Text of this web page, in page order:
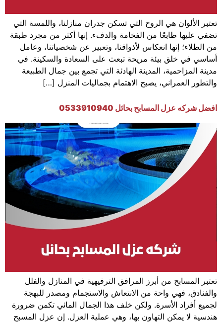
تعتبر الألوان هي الروح التي تسكن جدران منازلنا، واللمسة التي
تضفي عليها طابعًا من الفخامة والدفء. إنها أكثر من مجرد طبقة
من الطلاء؛ إنها انعكاس لأذواقنا، وتعبير عن شخصياتنا، وعامل
أساسي في خلق بيئة مريحة تبعث على السعادة والسكينة. في
مدينة المزاحمية، المدينة الهادئة التي تجمع بين جمال الطبيعة
والتطور العمراني، يصبح الاهتمام بجماليات المنزل […]
افضل شركه عزل المسابح بحائل 0533910940
تعتبر المسابح من أبرز المرافق الترفيهية في المنازل والفلل
والفنادق، فهي واحة من الانتعاش والاستجمام ومصدر للبهجة
لجميع أفراد الأسرة. ولكن خلف هذا الجمال المائي تكمن ضرورة
هندسية لا يمكن التهاون بها، وهي عملية العزل. إن عزل المسبح